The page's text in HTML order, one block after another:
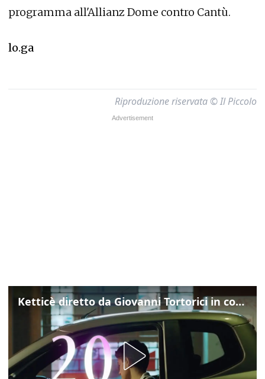
programma all'Allianz Dome contro Cantù.
lo.ga
Riproduzione riservata © Il Piccolo
Ketticè diretto da Giovanni Tortorici in concorso al Locarno Film Festival